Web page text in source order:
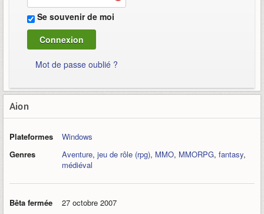
Se souvenir de moi
Mot de passe oublié ?
Aion
Plateformes
Windows
Genres
Aventure, jeu de rôle (rpg), MMO, MMORPG, fantasy,
médiéval
Bêta fermée
27 octobre 2007